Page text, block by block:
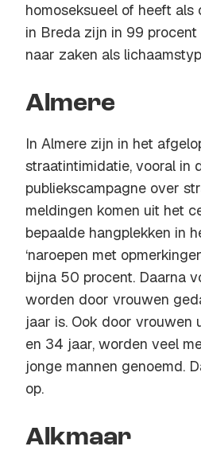
homoseksueel of heeft
in Breda zijn in 99
naar zaken als
Almere
In Almere zijn in het
straatintimidatie, vooral in
publiekscampagne over
meldingen komen uit het
bepaalde hangplekken in
‘naroepen met
bijna 50 procent. Daarna
worden door vrouwen
jaar is. Ook door
en 34 jaar, worden veel
jonge mannen genoemd.
op.
Alkmaar